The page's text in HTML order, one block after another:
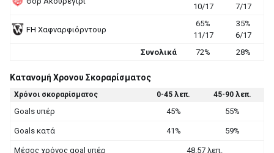
10/17 7/17
FH Χαφναρφιόρντουρ
65%
11/17
35%
6/17
Συνολικά
72% 28%
Κατανομή Χρονου Σκοραρίσματος
Χρόνοι σκοραρίσματος 0-45 λεπ. 45-90 λεπ.
Goals υπέρ 45% 55%
Goals κατά 41% 59%
Μέσος χρόνος goal υπέρ 48.57 λεπ.